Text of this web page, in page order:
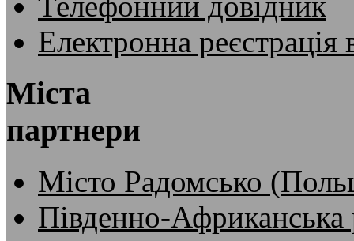
Електронна реєстрація
Міста
партнери
Місто Радомсько
Південно-Африканська